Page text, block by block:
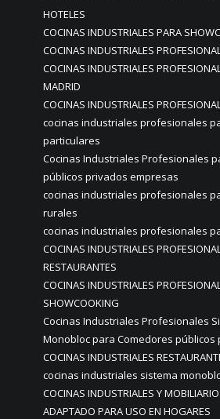
HOTELES
COCINAS INDUSTRIALES PARA
COCINAS INDUSTRIALES
COCINAS INDUSTRIALES
MADRID
COCINAS INDUSTRIALES
cocinas industriales profesionales
particulares
Cocinas Industriales Profesionales
públicos privados empresas
cocinas industriales profesionales
rurales
cocinas industriales profesionales
COCINAS INDUSTRIALES
RESTAURANTES
COCINAS INDUSTRIALES
SHOWCOOKING
Cocinas Industriales Profesionales
Monobloc para Comedores
COCINAS INDUSTRIALES
cocinas industriales sistema
COCINAS INDUSTRIALES Y
ADAPTADO PARA USO EN HOGARES